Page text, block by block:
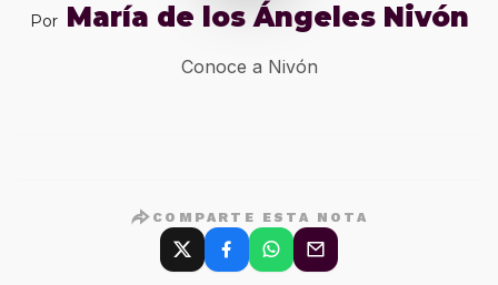
Por María de los Ángeles Nivón
Conoce a Nivón
COMPARTE ESTA NOTA